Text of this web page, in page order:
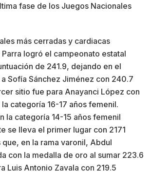
fase de los Juegos Nacionales
más cerradas y cardiacas
Parra logró el campeonato estatal
de 241.9, dejando en el
Sofía Sánchez Jiménez con 240.7
sitio fue para Anayanci López con
categoría 16-17 años femenil.
la categoría 14-15 años femenil
se lleva el primer lugar con 2171
que, en la rama varonil, Abdul
con la medalla de oro al sumar 223.6
Luis Antonio Zavala con 219.5